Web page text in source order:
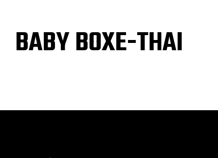
BABY BOXE-THAI